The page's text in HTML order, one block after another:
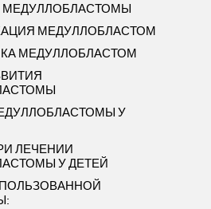
МЕДУЛЛОБЛАСТОМ
МЕДУЛЛОБЛАСТОМ
У
ЛЕЧЕНИИ
У ДЕТЕЙ